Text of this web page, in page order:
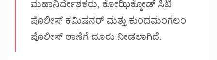
ಮಹಾನಿರ್ದೇಶಕರು, ಕೋಝಿಕ್ಕೋಡ್ ಸಿಟಿ
ಪೊಲೀಸ್ ಕಮಿಷನರ್ ಮತ್ತು ಕುಂದಮಂಗಲಂ
ಪೊಲೀಸ್ ಠಾಣೆಗೆ ದೂರು ನೀಡಲಾಗಿದೆ.